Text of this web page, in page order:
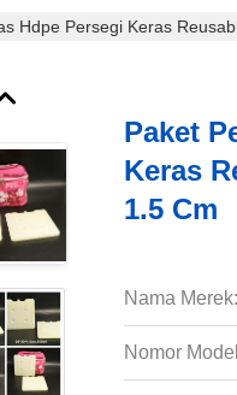
Hdpe Persegi Keras
Paket
Keras
1.5 Cm
Nama Merek:
Nomor